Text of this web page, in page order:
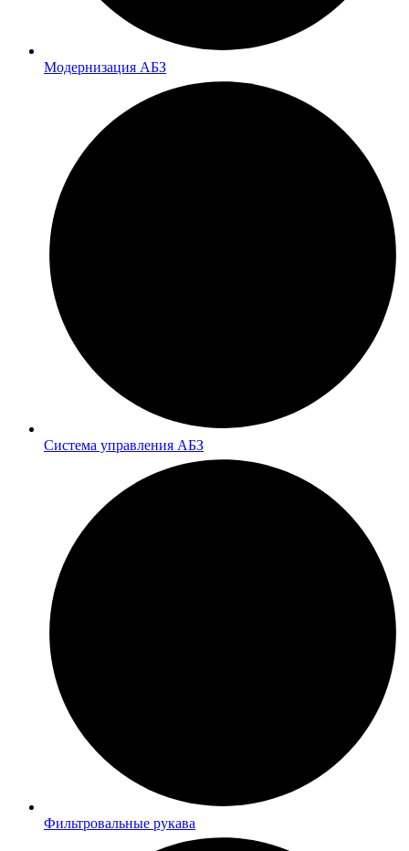
Модернизация АБЗ
Система управления АБЗ
Фильтровальные рукава